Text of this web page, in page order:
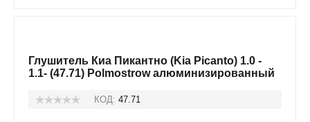
Глушитель Киа Пикантно (Kia Picanto) 1.0 -
1.1- (47.71) Polmostrow алюминизированный
КОД: 47.71